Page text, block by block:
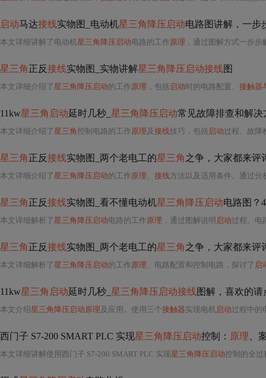
启动马达接线实物图_电动机星三角降压启动电路图讲解，一步
本文详细讲解了电动机星三角降压启动电路的工作原理 ，通过图解方式一步步
星三角正反接线实物图_实物讲解星三角降压启动接线图
本文详细介绍了星三角降压启动的工作原理 ，包括 启动 时的电路配置、 接触器
11kw星三角启动延时几秒_ 星三角降压启动常见故障排查和解决
本文详细介绍了星三角控制电路的工作原理及 接线技巧，包括 启动过程、故障
星三角正反接线实物图_两个老电工的星三角之争，大家都来评
本文详细介绍了星三角降压启动的工作原理 、 接线方法以及适用条件。通过分
星三角正反接线实物图_看不懂电动机星三角降压启动电路图？
本文详细解析了星三角降压启动电路的工作原理 ，通过图解说明 启动过程。电
星三角正反接线实物图_两个老电工的星三角之争，大家都来评
本文详细解析了星三角降压启动的工作原理 、电路配置和控制电路，探讨了 启
11kw星三角启动延时几秒_ 星三角降压启动接线图解，喜欢的请
本文介绍星三角降压启动原理及应用。使用三个接触器实现电机启动过程中的
西门子 S7-200 SMART PLC 实现星三角降压启动控制： 原理 、
本文详细讲解使用西门子 S7-200 SMART PLC 实现星三角降压启动控制的全过